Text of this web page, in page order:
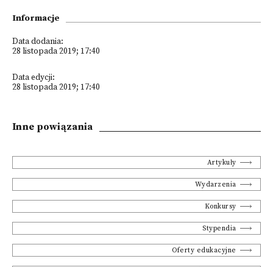
Informacje
Data dodania:
28 listopada 2019; 17:40
Data edycji:
28 listopada 2019; 17:40
Inne powiązania
Artykuły
Wydarzenia
Konkursy
Stypendia
Oferty edukacyjne